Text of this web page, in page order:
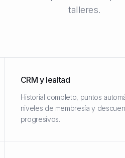
talleres.
CRM y lealtad
Historial completo, puntos
niveles de membresía y
progresivos.